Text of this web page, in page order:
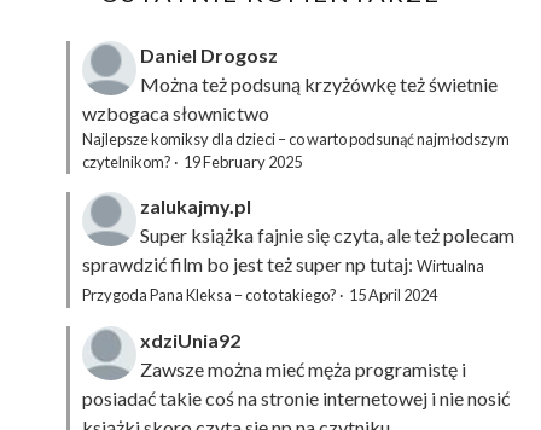
Daniel Drogosz
Można też podsuną krzyżówkęteż świetnie
wzbogaca słownictwo
Najlepsze komiksy dla dzieci – co warto podsunąć najmłodszym
czytelnikom? · 19 February 2025
zalukajmy.pl
Super książka fajnie się czyta, ale też polecam
sprawdzić film bo jest też super np tutaj: Wirtualna
Przygoda Pana Kleksa – co to takiego? · 15 April 2024
xdziUnia92
Zawsze można mieć męża programistę i
posiadać takie coś na stronie internetowej i nie nosić